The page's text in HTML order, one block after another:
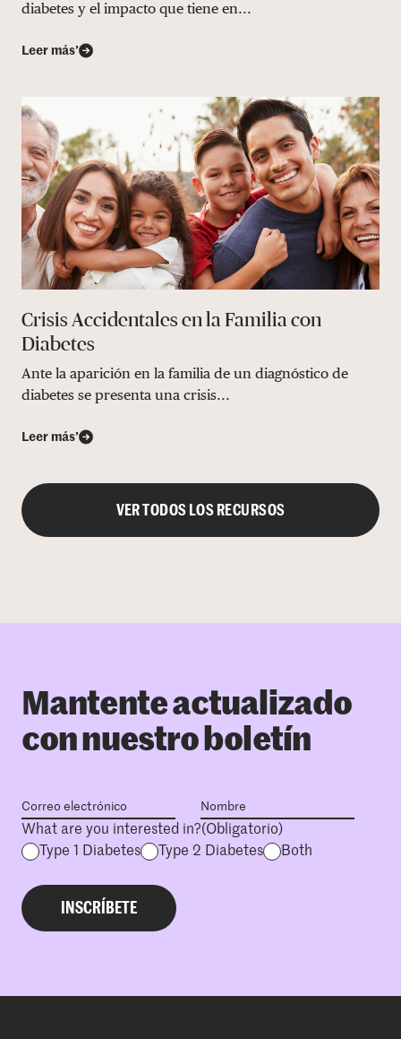
diabetes y el impacto que tiene en...
Leer más’
Crisis Accidentales en la Familia con
Diabetes
Ante la aparición en la familia de un diagnóstico de
diabetes se presenta una crisis...
Leer más’
VER TODOS LOS RECURSOS
Mantente actualizado
con nuestro boletín
What are you interested in?(Obligatorio)
Type 1 Diabetes
Type 2 Diabetes Both